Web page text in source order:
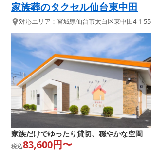
家族葬のタクセル仙台東中田
対応エリア： 宮城県仙台市太白区東中田4-1-55
家族だけでゆったり貸切、穏やかな空間
税込83,600円〜